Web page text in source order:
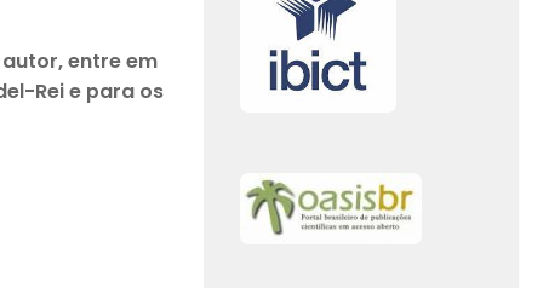
entre em
Rei e para os